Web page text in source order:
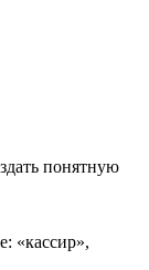
понятную
«кассир»,